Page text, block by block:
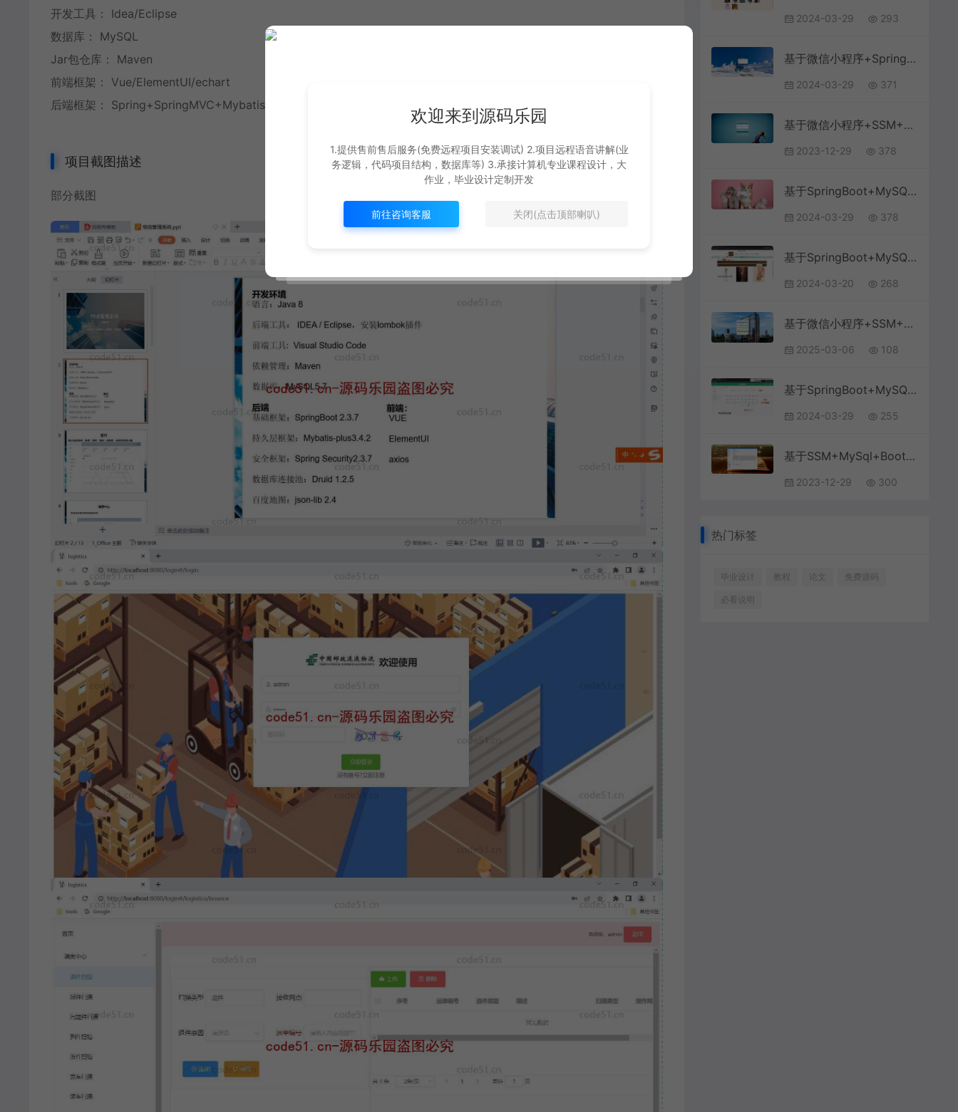
开发工具： Idea/Eclipse
数据库： MySQL
Jar包仓库： Maven
前端框架： Vue/ElementUI/echart
后端框架： Spring+SpringMVC+Mybatis+SpringBoot
项目截图描述
部分截图
2024-03-29 293
基于微信小程序+SpringBoot+MySQL的题库刷题小程序(附论文)
2024-03-29 371
基于微信小程序+SSM+MySQL的高校体育馆管理小程序(附论文)
2023-12-29 378
基于SpringBoot+MySQL+Vue.js的宠物综合服务系统(附论文)
2024-03-29 378
基于SpringBoot+MySQL+Vue.js的知识网站系统(附论文)
2024-03-20 268
基于微信小程序+SSM+MySQL的医院核酸检测服务系统(附论文)
2025-03-06 108
基于SpringBoot+MySQL+Vue.js的学生宿舍维修系统(附论文)
2024-03-29 255
基于SSM+MySql+Bootstrap+JSP的图书馆管理系统(附论文)
2023-12-29 300
热门标签
毕业设计 教程 论文 免费源码
必看说明
欢迎来到源码乐园
1.提供售前售后服务(免费远程项目安装调试) 2.项目远程语音讲解(业
务逻辑，代码项目结构，数据库等) 3.承接计算机专业课程设计，大
作业，毕业设计定制开发
前往咨询客服 关闭(点击顶部喇叭)